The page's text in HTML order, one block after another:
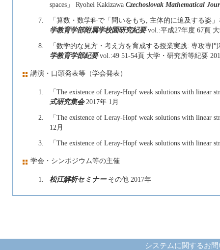
spaces」 Ryohei Kakizawa Czechoslovak Mathematical
7.
「算数・数学科で「問いをもち, 主体的に追及する姿
学教育学部附属学校園研究紀要vol.:平成27年度 67頁
8.
「数学的な見方・考え方を育成する授業実践: 専攻専
学教育学部紀要vol.:49 51-54頁 大学・研究所等紀要
講演・口頭発表等（学会発表）
1.
「The existence of Leray-Hopf weak solutions with linear
式研究集会2017年 1月
2.
「The existence of Leray-Hopf weak solutions with linear
12月
3.
「The existence of Leray-Hopf weak solutions with linear
学会・シンポジウム等の主催
1. 松江解析セミナーその他 2017年
システムに関するお